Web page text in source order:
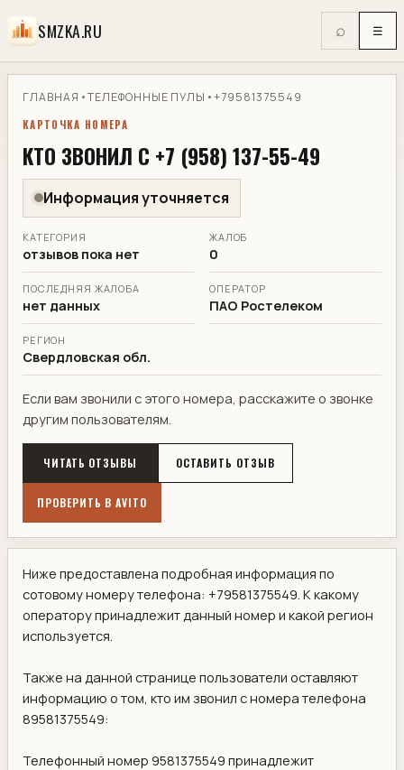
SMZKA.RU ⌕ ☰
ГЛАВНАЯ •ТЕЛЕФОННЫЕ ПУЛЫ •+79581375549
КАРТОЧКА НОМЕРА
КТО ЗВОНИЛ С +7 (958) 137-55-49
Информация уточняется
КАТЕГОРИЯ
отзывов пока нет
ЖАЛОБ
0
ПОСЛЕДНЯЯ ЖАЛОБА
нет данных
ОПЕРАТОР
ПАО Ростелеком
РЕГИОН
Свердловская обл.
Если вам звонили с этого номера, расскажите о звонке
другим пользователям.
ЧИТАТЬ ОТЗЫВЫ ОСТАВИТЬ ОТЗЫВ
ПРОВЕРИТЬ В AVITO
Ниже предоставлена подробная информация по
сотовому номеру телефона: +79581375549. К какому
оператору принадлежит данный номер и какой регион
используется.
Также на данной странице пользователи оставляют
информацию о том, кто им звонил с номера телефона
89581375549:
Телефонный номер 9581375549 принадлежит